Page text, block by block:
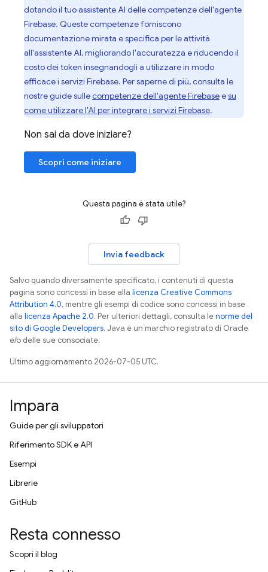
dotando il tuo assistente AI delle competenze dell'agente
Firebase. Queste competenze forniscono
documentazione mirata e specifica per le attività
all'assistente AI, migliorando l'accuratezza e riducendo il
costo dei token insegnandogli a utilizzare in modo
efficace i servizi Firebase. Per saperne di più, consulta le
nostre guide sullecompetenze dell'agente Firebaseesu
come utilizzare l'AI per integrare i servizi Firebase.
Non sai da dove iniziare?
Scopri come iniziare
Questa pagina è stata utile?
Invia feedback
Salvo quando diversamente specificato, i contenuti di questa
pagina sono concessi in base alla licenza Creative Commons
Attribution 4.0, mentre gli esempi di codice sono concessi in base
alla licenza Apache 2.0. Per ulteriori dettagli, consulta lenorme del
sito di Google Developers. Java è un marchio registrato di Oracle
e/o delle sue consociate.
Ultimo aggiornamento 2026-07-05 UTC.
Impara
Guide per gli sviluppatori
Riferimento SDK e API
Esempi
Librerie
GitHub
Resta connesso
Scopri il blog